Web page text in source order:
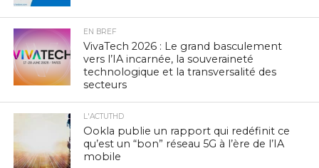
EN BREF
VivaTech 2026 : Le grand basculement
vers l’IA incarnée, la souveraineté
technologique et la transversalité des
secteurs
L'ACTUTHD
Ookla publie un rapport qui redéfinit ce
qu’est un “bon” réseau 5G à l’ère de l’IA
mobile